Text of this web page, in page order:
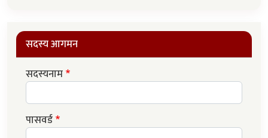
सदस्य आगमन
सदस्यनाम
पासवर्ड